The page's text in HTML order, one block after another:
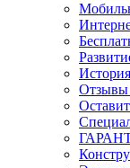
Отзывы